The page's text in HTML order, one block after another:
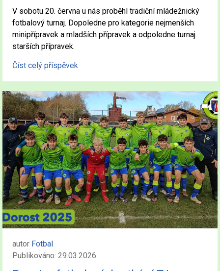
V sobotu 20. června u nás proběhl tradiční mládežnický
fotbalový turnaj. Dopoledne pro kategorie nejmenších
minipřípravek a mladších přípravek a odpoledne turnaj
starších přípravek.
Číst celý příspěvek
autor Fotbal
Publikováno: 29.03.2026